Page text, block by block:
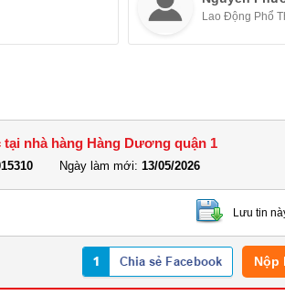
Lao Động Phổ
nhà hàng Hàng Dương quận 1
Ngày làm mới: 13/05/2026
Lưu tin
Nộp